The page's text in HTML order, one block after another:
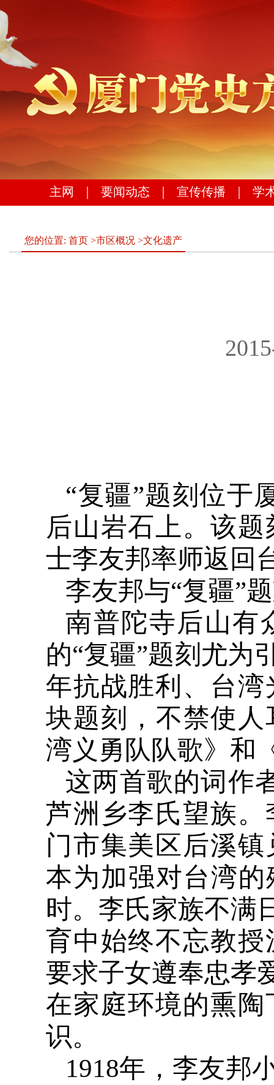
主网 要闻动态 宣传传播 学
您的位置: 首页 >市区概况 >文化遗产
“复疆”题刻位于
后山岩石上。该题
士李友邦率师返回
李友邦与“复疆”
南普陀寺后山有
的“复疆”题刻尤为
年抗战胜利、台
块题刻，不禁使
湾义勇队队歌》和
这两首歌的词作
芦洲乡李氏望族
门市集美区后溪
本为加强对台湾
时。李氏家族不满
育中始终不忘教
要求子女遵奉忠孝
在家庭环境的熏
识。
1918年，李友邦